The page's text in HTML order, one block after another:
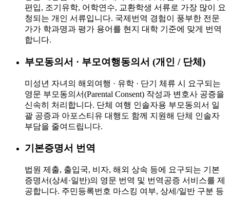
편입, 조기유학, 어학연수, 교환학생 서류로 가장 많이 요
청되는 개인 서류입니다. 국제번역 경험이 풍부한 전문
가가 학과명과 평가 용어를 현지 대학 기준에 맞게 번역
합니다.
부모동의서 · 부모여행동의서 (개인 / 단체)
미성년 자녀의 해외여행 · 유학 · 단기 체류 시 요구되는
영문 부모동의서(Parental Consent) 작성과 변호사 공증을
신속히 처리합니다. 단체 여행 인솔자용 부모동의서 일
괄 공증과 아포스티유 대행도 함께 지원해 단체 인솔자
부담을 줄여드립니다.
기본증명서 번역
법원 제출, 출입국, 비자, 해외 상속 등에 요구되는 기본
증명서(상세·일반)의 영문 번역 및 번역공증 서비스를 제
공합니다. 주민등록번호 마스킹 여부, 상세/일반 구분 등